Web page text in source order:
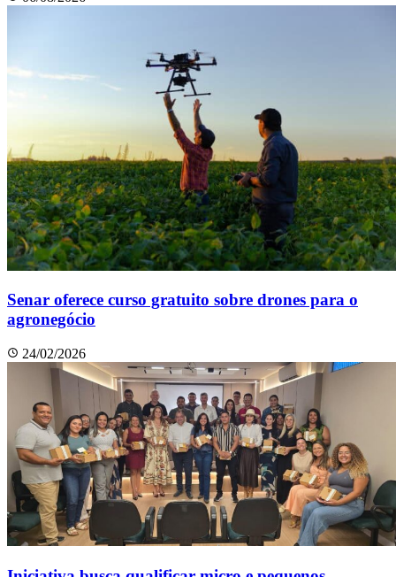
Senar oferece curso gratuito sobre drones para o
agronegócio
24/02/2026